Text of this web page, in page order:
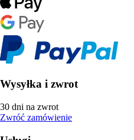
Wysyłka i zwrot
30 dni na zwrot
Zwróć zamówienie